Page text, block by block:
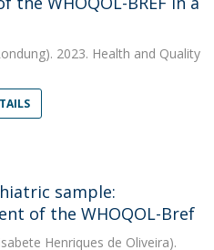
2023. Health and Quality
sample:
of the WHOQOL-Bref
Henriques de Oliveira).